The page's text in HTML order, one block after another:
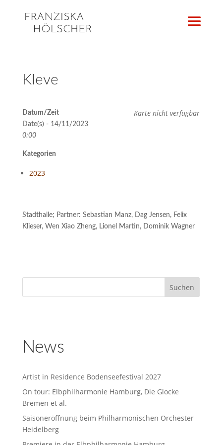
Kleve
Karte nicht verfügbar
Datum/Zeit
Date(s) - 14/11/2023
0:00
Kategorien
2023
Stadthalle; Partner: Sebastian Manz, Dag Jensen, Felix
Klieser, Wen Xiao Zheng, Lionel Martin, Dominik Wagner
News
Artist in Residence Bodenseefestival 2027
On tour: Elbphilharmonie Hamburg, Die Glocke
Bremen et al.
Saisoneröffnung beim Philharmonischen Orchester
Heidelberg